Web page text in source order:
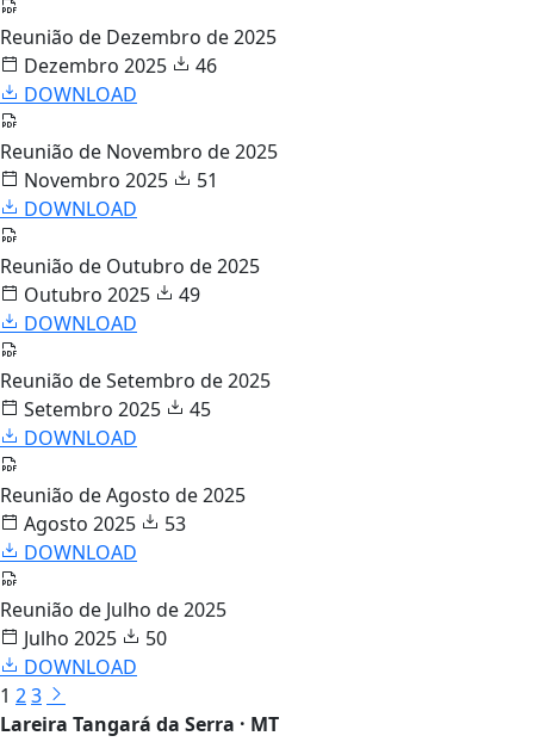
Reunião de Dezembro de 2025
Dezembro 2025
46
DOWNLOAD
Reunião de Novembro de 2025
Novembro 2025
51
DOWNLOAD
Reunião de Outubro de 2025
Outubro 2025
49
DOWNLOAD
Reunião de Setembro de 2025
Setembro 2025
45
DOWNLOAD
Reunião de Agosto de 2025
Agosto 2025
53
DOWNLOAD
Reunião de Julho de 2025
Julho 2025
50
DOWNLOAD
1 23
Lareira Tangará da Serra · MT